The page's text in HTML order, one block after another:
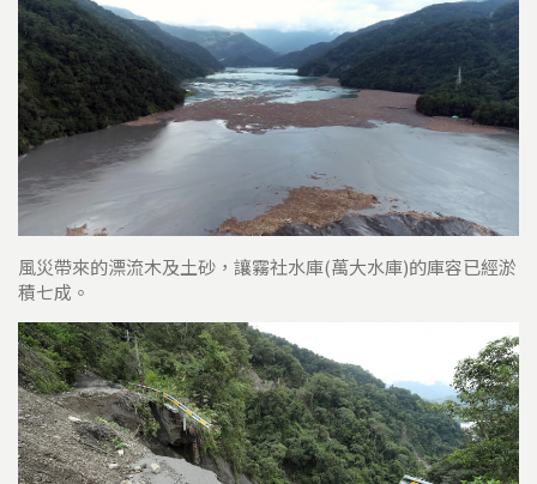
風災帶來的漂流木及土砂，讓霧社水庫(萬大水庫)的庫容已經淤
積七成。